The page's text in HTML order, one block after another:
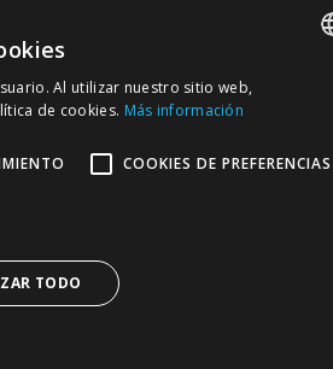
de Cirugía
Completa 2026
Clínica De Estética De Mallorca,Mejor Blog
Al utilizar nuestro sitio web,
de cookies. Más información
COOKIES DE PREFERENCIAS
TODO